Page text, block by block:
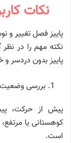
نکات
پاییز فصل تغییر و
نکته مهم را در
پاییز بدون دردسر
بررسی
پیش از حرکت،
کوهستانی یا
است.